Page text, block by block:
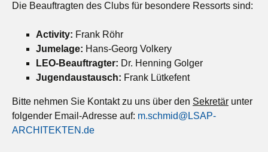
Die Beauftragten des Clubs für besondere Ressorts sind:
Activity: Frank Röhr
Jumelage: Hans-Georg Volkery
LEO-Beauftragter: Dr. Henning Golger
Jugendaustausch: Frank Lütkefent
Bitte nehmen Sie Kontakt zu uns über den Sekretär unter
folgender Email-Adresse auf: m.schmid@LSAP-
ARCHITEKTEN.de